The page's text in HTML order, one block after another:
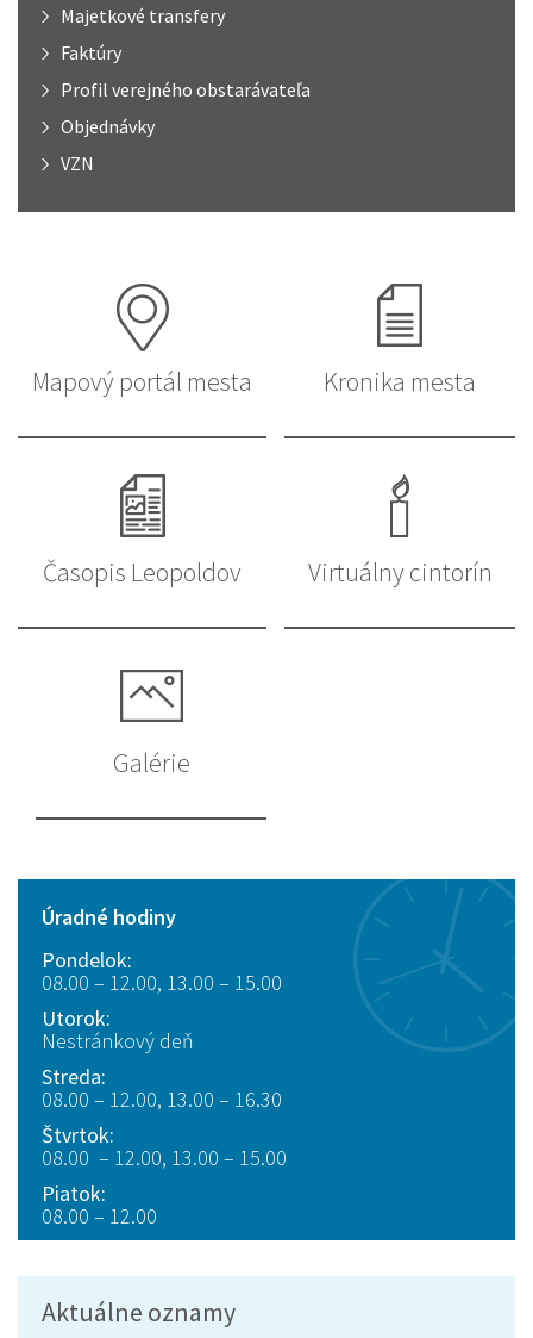
Majetkové transfery
Faktúry
Profil verejného obstarávateľa
Objednávky
VZN
Mapový portál mesta Kronika mesta
Časopis Leopoldov Virtuálny cintorín
Galérie
Úradné hodiny
Pondelok:
08.00 – 12.00, 13.00 – 15.00
Utorok:
Nestránkový deň
Streda:
08.00 – 12.00, 13.00 – 16.30
Štvrtok:
08.00 – 12.00, 13.00 – 15.00
Piatok:
08.00 – 12.00
Aktuálne oznamy